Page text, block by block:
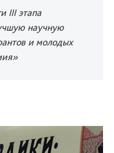
III этапа
научную
и молодых